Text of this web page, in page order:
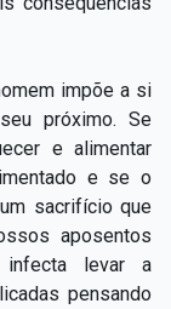
impõe a si
próximo. Se
e alimentar
e se o
sacrifício que
aposentos
infecta levar a
pensando